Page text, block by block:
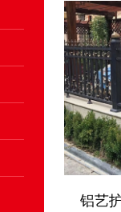
铝艺